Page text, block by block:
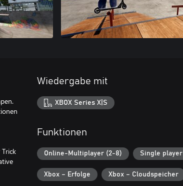
Wiedergabe mit
XBOX Series X|S
Funktionen
Online-Multiplayer (2-8) Single player
Xbox – Erfolge Xbox – Cloudspeicher